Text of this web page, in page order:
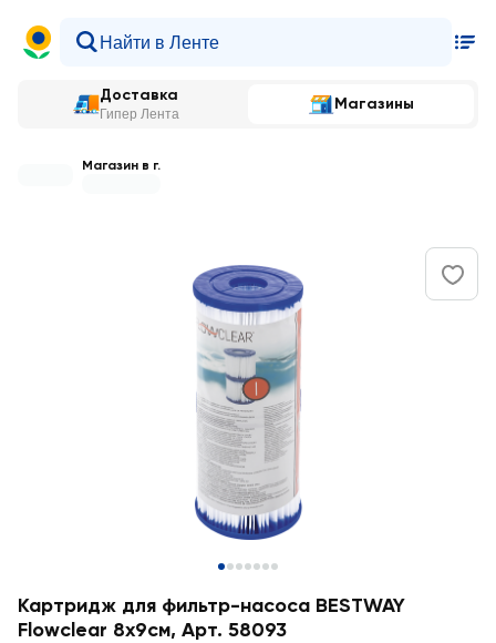
Доставка
Гипер Лента
Магазины
Магазин в г.
Картридж для фильтр-насоса BESTWAY
Flowclear 8х9см, Арт. 58093